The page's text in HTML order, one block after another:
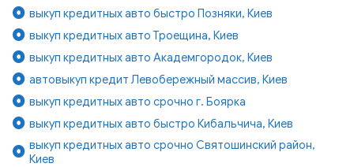
выкуп кредитных авто быстро Позняки, Киев
выкуп кредитных авто Троещина, Киев
выкуп кредитных авто Академгородок, Киев
автовыкуп кредит Левобережный массив, Киев
выкуп кредитных авто срочно г. Боярка
выкуп кредитных авто быстро Кибальчича, Киев
выкуп кредитных авто срочно Святошинский район,
Киев